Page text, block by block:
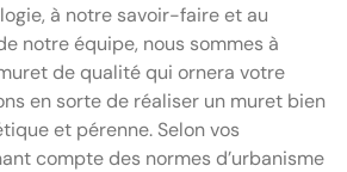
à notre savoir-faire et au
notre équipe, nous sommes à
de qualité qui ornera votre
en sorte de réaliser un muret bien
et pérenne. Selon vos
compte des normes d’urbanisme